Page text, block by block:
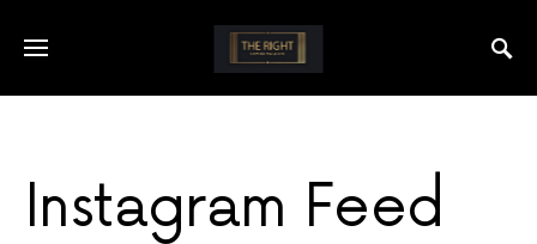
Instagram Feed